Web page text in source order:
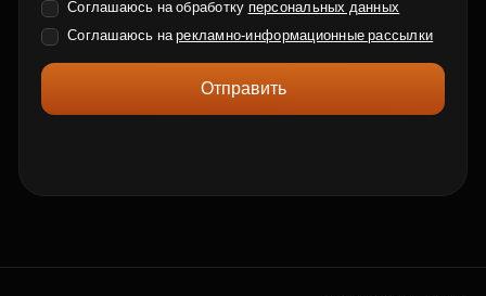
Соглашаюсь на обработку персональных данных
Соглашаюсь нарекламно-информационные рассылки
Отправить